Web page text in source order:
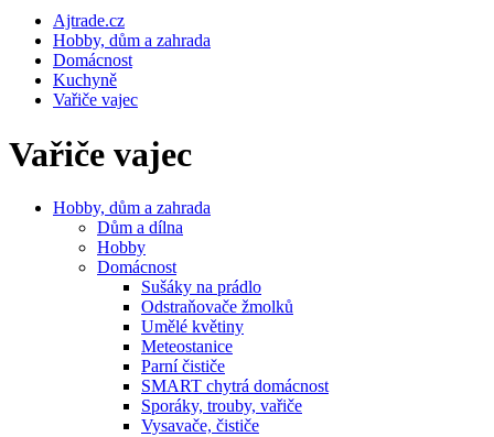
Ajtrade.cz
Hobby, dům a zahrada
Domácnost
Kuchyně
Vařiče vajec
Vařiče vajec
Hobby, dům a zahrada
Dům a dílna
Hobby
Domácnost
Sušáky na prádlo
Odstraňovače žmolků
Umělé květiny
Meteostanice
Parní čističe
SMART chytrá domácnost
Sporáky, trouby, vařiče
Vysavače, čističe